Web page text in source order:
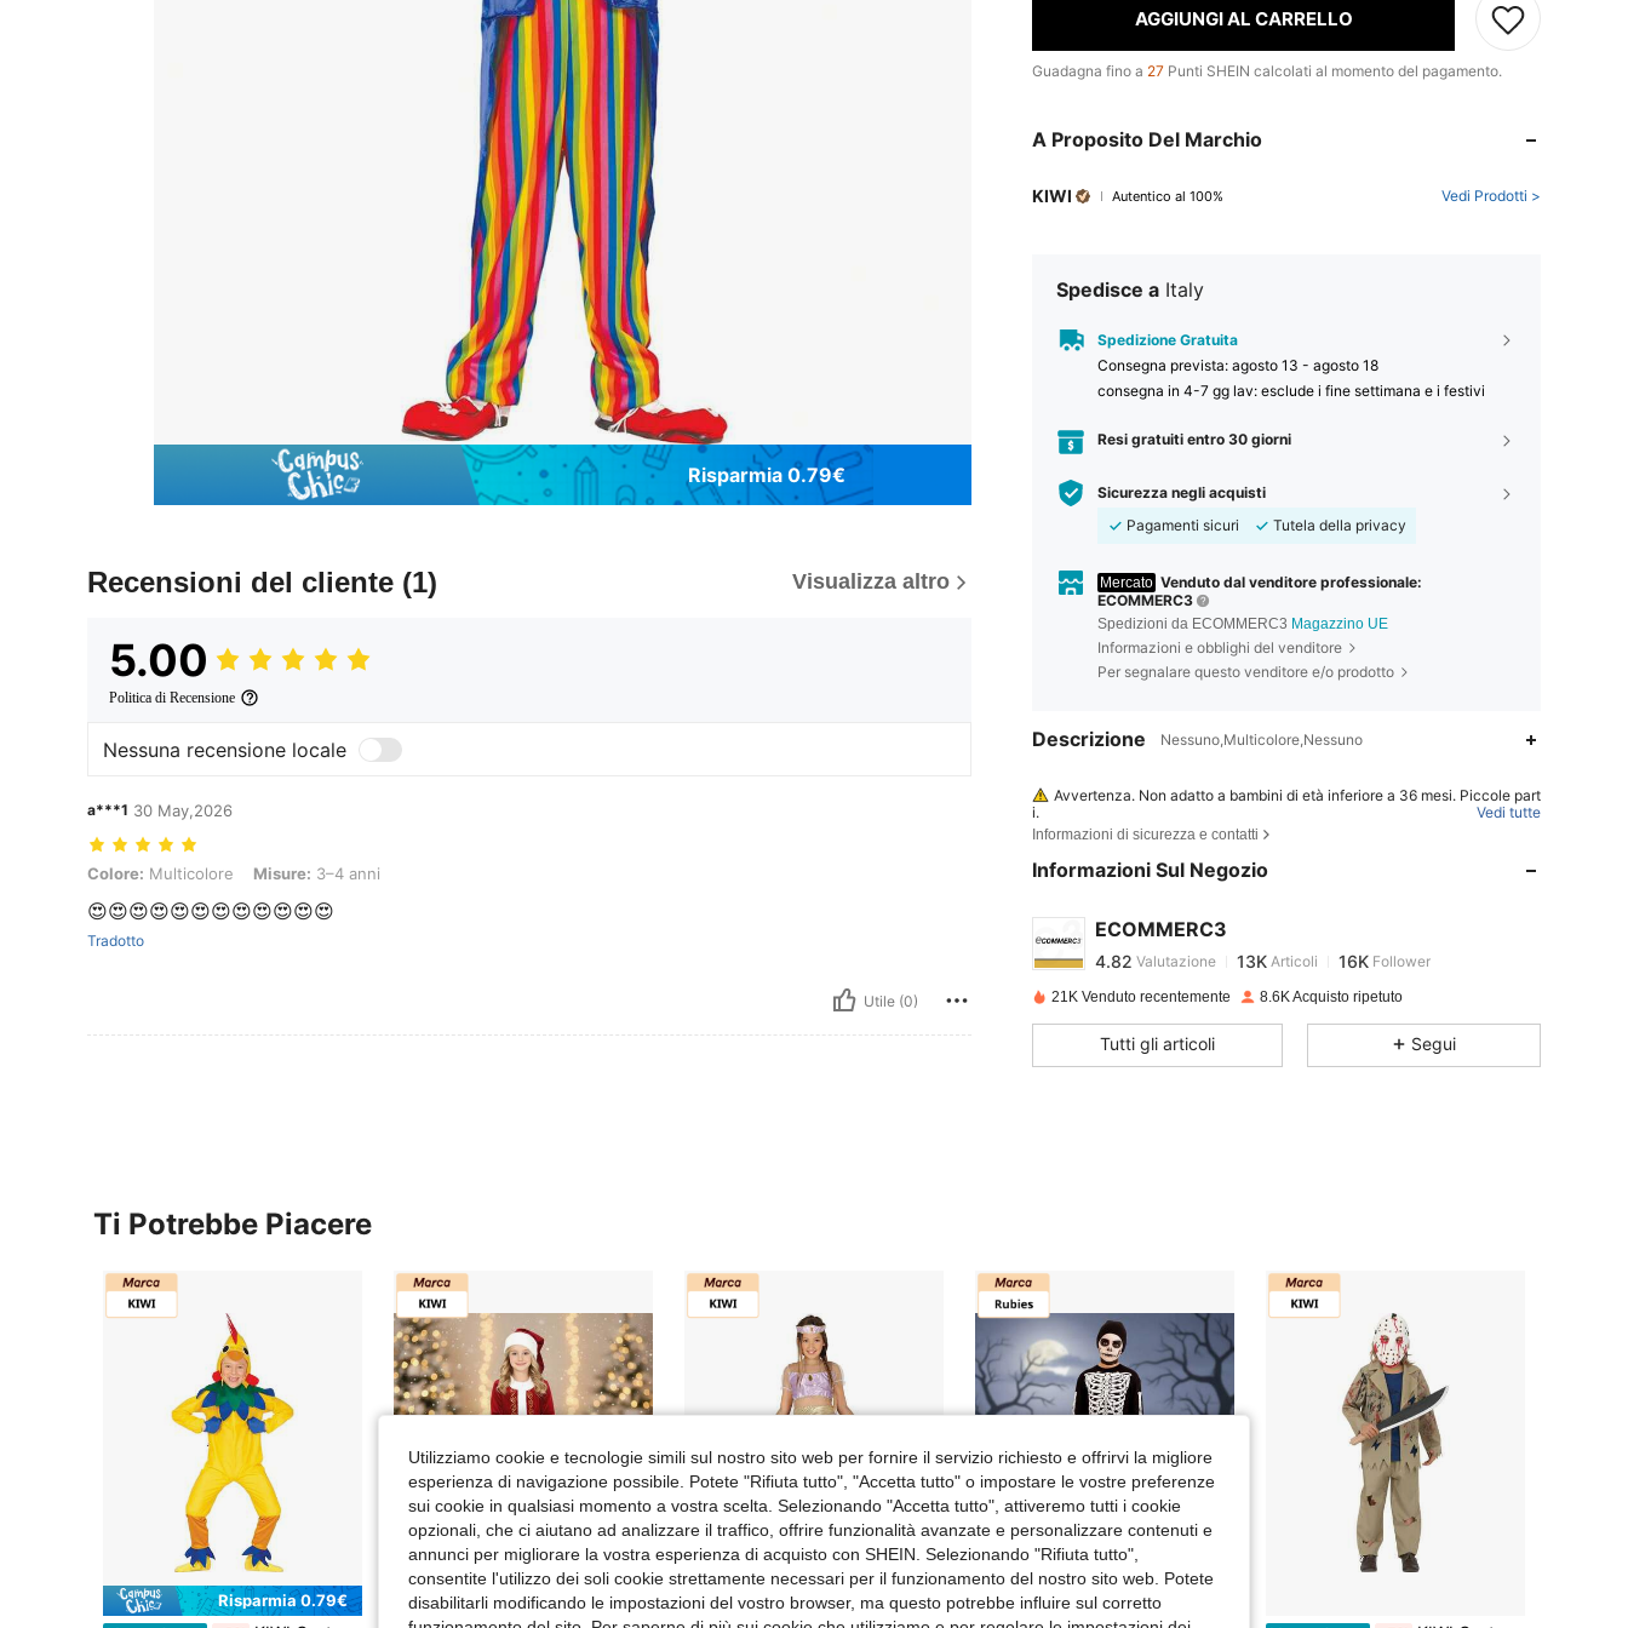
Risparmia 0.79€
Recensioni del cliente (1) Visualizza altro
5.00
Politica di Recensione
Nessuna recensione locale
a***1 30 May,2026
Colore: Multicolore, Misure: 3–4 anni
Colore: Multicolore Misure: 3–4 anni
😍😍😍😍😍😍😍😍😍😍😍😍
Tradotto
Utile (0)
AGGIUNGI AL CARRELLO
Guadagna fino a 27 Punti SHEIN calcolati al momento del pagamento.
A Proposito Del Marchio
KIWI Autentico al 100% Vedi Prodotti >
Spedisce a Italy
Spedizione Gratuita
Consegna prevista: agosto 13 - agosto 18
consegna in 4-7 gg lav: esclude i fine settimana e i festivi
Resi gratuiti entro 30 giorni
Sicurezza negli acquisti
Pagamenti sicuri
Tutela della privacy
Mercato Venduto dal venditore professionale:
ECOMMERC3
Spedizioni da ECOMMERC3 Magazzino UE
Informazioni e obblighi del venditore
Per segnalare questo venditore e/o prodotto
Descrizione Nessuno,Multicolore,Nessuno
Avvertenza. Non adatto a bambini di età inferiore a 36 mesi. Piccole part
i.
Avvertenza. Solo per uso domestico.
Vedi tutte
Informazioni di sicurezza e contatti
Informazioni Sul Negozio
ECOMMERC3
4.82 Valutazione 13K Articoli 16K Follower
4.82
4.82 16K
4.82 16K
4.82 16K
21K Venduto recentemente 8.6K Acquisto ripetuto
Tutti gli articoli Segui
Ti Potrebbe Piacere
Risparmia 0.79€ Risparmia 1.72€ Risparmia 1.76€
Utilizziamo cookie e tecnologie simili sul nostro sito web per fornire il servizio richiesto e offrirvi la migliore
esperienza di navigazione possibile. Potete "Rifiuta tutto", "Accetta tutto" o impostare le vostre preferenze
sui cookie in qualsiasi momento a vostra scelta. Selezionando "Accetta tutto", attiveremo tutti i cookie
opzionali, che ci aiutano ad analizzare il traffico, offrire funzionalità avanzate e personalizzare contenuti e
annunci per migliorare la vostra esperienza di acquisto con SHEIN. Selezionando "Rifiuta tutto",
consentite l'utilizzo dei soli cookie strettamente necessari per il funzionamento del nostro sito web. Potete
disabilitarli modificando le impostazioni del vostro browser, ma questo potrebbe influire sul corretto